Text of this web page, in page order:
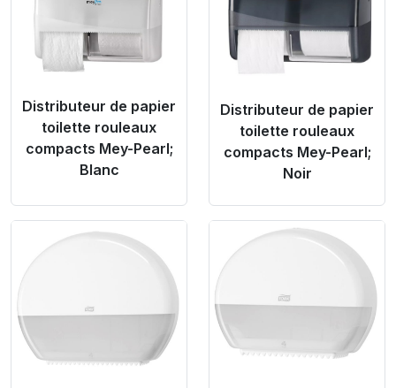
Distributeur de papier
toilette rouleaux
compacts Mey-Pearl;
Blanc
Distributeur de papier
toilette rouleaux
compacts Mey-Pearl;
Noir
Product Link Product Link